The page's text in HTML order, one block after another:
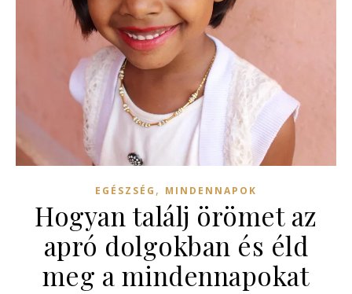
EGÉSZSÉG , MINDENNAPOK
Hogyan találj örömet az
apró dolgokban és éld
meg a mindennapokat